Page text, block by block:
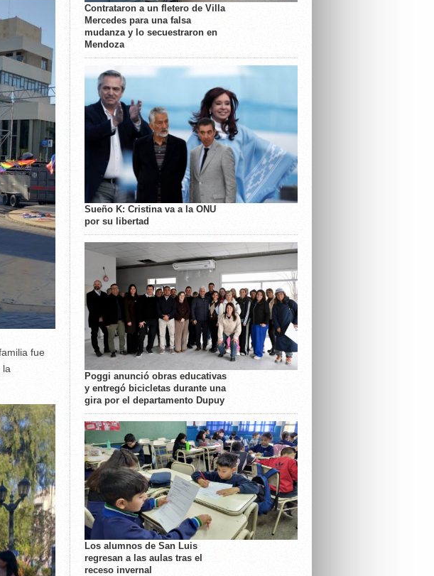
fue
la
Contrataron a un fletero de Villa
Mercedes para una falsa
mudanza y lo secuestraron en
Mendoza
Sueño K: Cristina va a la ONU
por su libertad
Poggi anunció obras educativas
y entregó bicicletas durante una
gira por el departamento Dupuy
Los alumnos de San Luis
regresan a las aulas tras el
receso invernal